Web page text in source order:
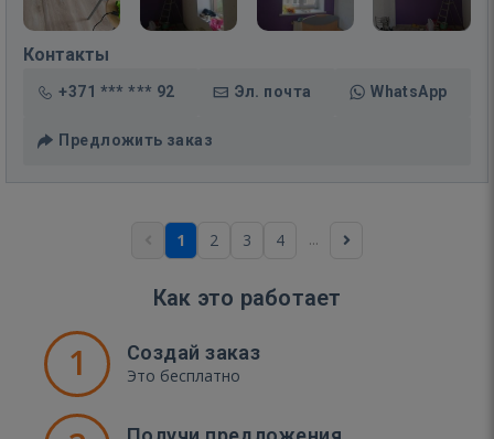
Контакты
+371 *** *** 92 Эл. почта WhatsApp
Предложить заказ
1 2 3 4 ...
Как это работает
1 Создай заказ
Это бесплатно